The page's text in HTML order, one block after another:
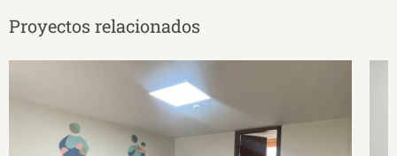
Proyectos relacionados